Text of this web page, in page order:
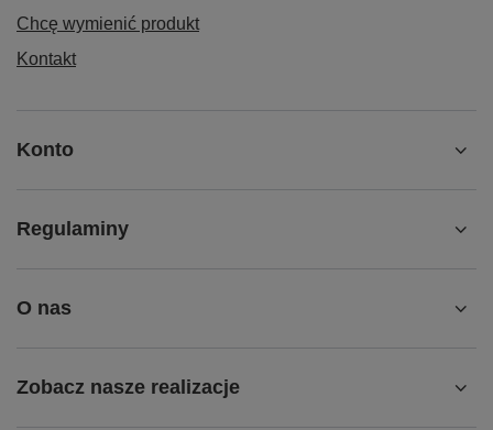
Chcę wymienić produkt
Kontakt
Konto
Regulaminy
O nas
Zobacz nasze realizacje